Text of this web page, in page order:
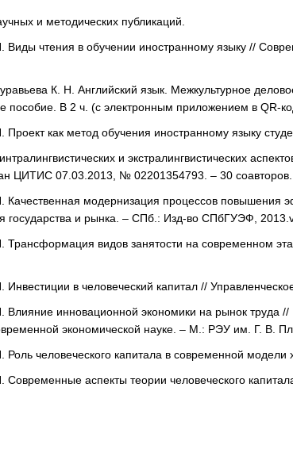
и методических публикаций.
Виды чтения в обучении иностранному языку //
К. Н. Английский язык. Межкультурное
пособие. В 2 ч. (с электронным приложением в QR-
Проект как метод обучения иностранному языку
и экстралингвистических
ЦИТИС 07.03.2013, № 02201354793. – 30 соавторов.
Качественная модернизация процессов повышения
государства и рынка. – СПб.: Изд-во СПбГУЭФ,
Трансформация видов занятости на современном
Инвестиции в человеческий капитал //
Влияние инновационной экономики на рынок труда //
экономической науке. – М.: РЭУ им. Г. В.
Роль человеческого капитала в современной
Современные аспекты теории человеческого